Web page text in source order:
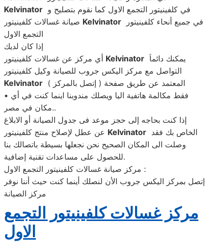
Kelvinator
Kelvinator
التجمع الاول
إذا كان لديك
Kelvinator
التواصل مع مركز اليكس جروب للصيانة وكيل كلفينيتور
Kelvinator المعتمد عن طريق صفحة ( إتصل بالمركز )
• فقط مكالمة هاتفية اليا ويصلك مندوبنا اينما كنت في أي
مكان في مصر..
إذا كنت بحاجه إلى حجز موعد فى جدول الصيانة أو الابلاغ
Kelvinator
وصلت الى المكان الصحيح نحن نجعلها بسيطة باتصالك بنا
للحصول على مساعدات تقنية إضافية.
مركز صيانة غسالات كلفينيتور التجمع الاول :
إتصل بمركز اليكس جروب الأن لنصلك أينما كنت حيث أننا نوفر
مركز الصيانة
مركز غسالات كلفينيتور التجمع
الاول